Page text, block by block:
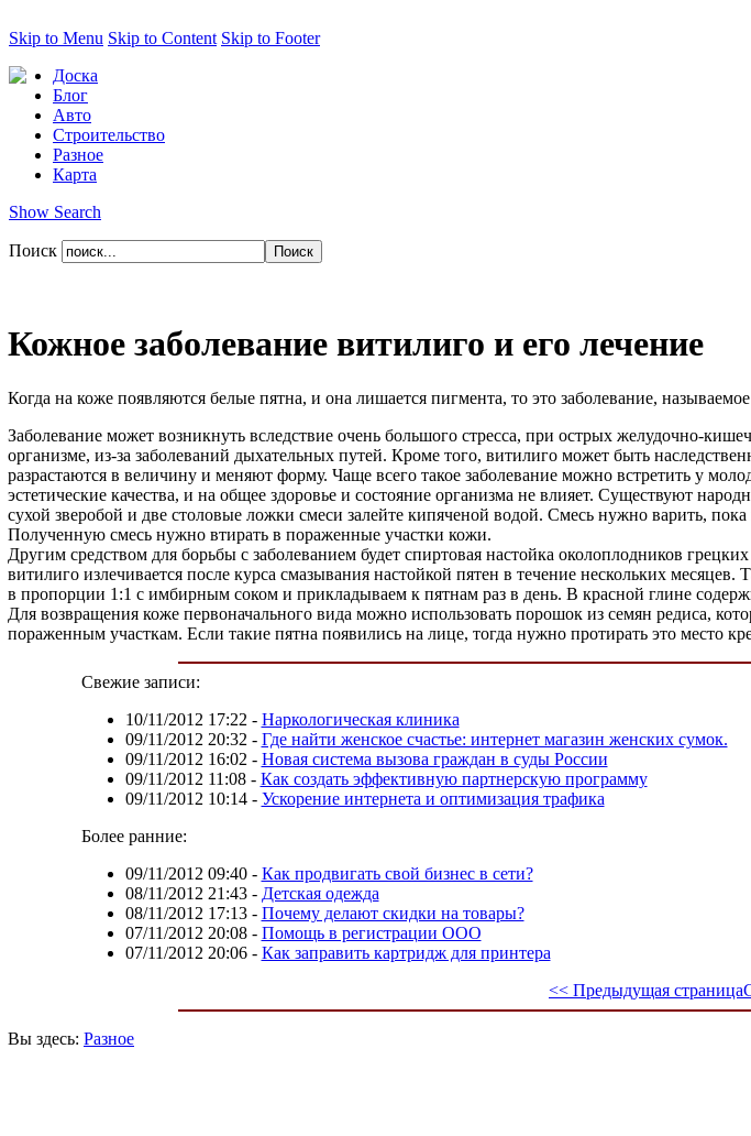
Skip to Menu Skip to Content Skip to Footer
Доска
Блог
Авто
Строительство
Разное
Карта
Show Search
Поиск
Кожное заболевание витилиго и его лечение
Когда на коже появляются белые пятна, и она лишается пигмента, то это заболевание,
Заболевание может возникнуть вследствие очень большого стресса, при острых желудочно-
организме, из-за заболеваний дыхательных путей. Кроме того, витилиго может быть
разрастаются в величину и меняют форму. Чаще всего такое заболевание можно встретить у
эстетические качества, и на общее здоровье и состояние организма не влияет. Существуют
сухой зверобой и две столовые ложки смеси залейте кипяченой водой. Смесь нужно варить,
Полученную смесь нужно втирать в пораженные участки кожи.
Другим средством для борьбы с заболеванием будет спиртовая настойка околоплодников
витилиго излечивается после курса смазывания настойкой пятен в течение нескольких
в пропорции 1:1 с имбирным соком и прикладываем к пятнам раз в день. В красной глине
Для возвращения коже первоначального вида можно использовать порошок из семян редиса,
пораженным участкам. Если такие пятна появились на лице, тогда нужно протирать это место
Свежие записи:
10/11/2012 17:22 - Наркологическая клиника
09/11/2012 20:32 - Где найти женское счастье: интернет магазин женских сумок.
09/11/2012 16:02 - Новая система вызова граждан в суды России
09/11/2012 11:08- Как создать эффективную партнерскую программу
09/11/2012 10:14- Ускорение интернета и оптимизация трафика
Более ранние:
09/11/2012 09:40- Как продвигать свой бизнес в сети?
08/11/2012 21:43- Детская одежда
08/11/2012 17:13- Почему делают скидки на товары?
07/11/2012 20:08- Помощь в регистрации ООО
07/11/2012 20:06- Как заправить картридж для принтера
<< Предыдущая страница
Вы здесь: Разное